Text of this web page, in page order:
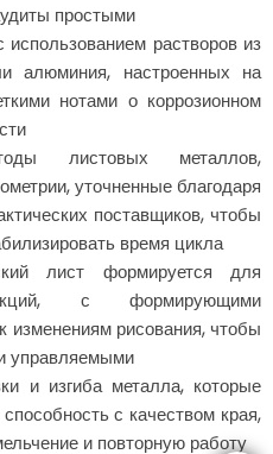
простыми
растворов из
алюминия, настроенных на
нотами о коррозионном
листовых металлов,
уточненные благодаря
поставщиков, чтобы
время цикла
лист формируется для
с формирующими
изменениям рисования, чтобы
управляемыми
и изгиба металла, которые
с качеством края,
и повторную работу